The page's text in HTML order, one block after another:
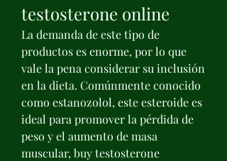
testosterone online
La demanda de este tipo de
productos es enorme, por lo que
vale la pena considerar su inclusión
en la dieta. Comúnmente conocido
como estanozolol, este esteroide es
ideal para promover la pérdida de
peso y el aumento de masa
muscular, buy testosterone